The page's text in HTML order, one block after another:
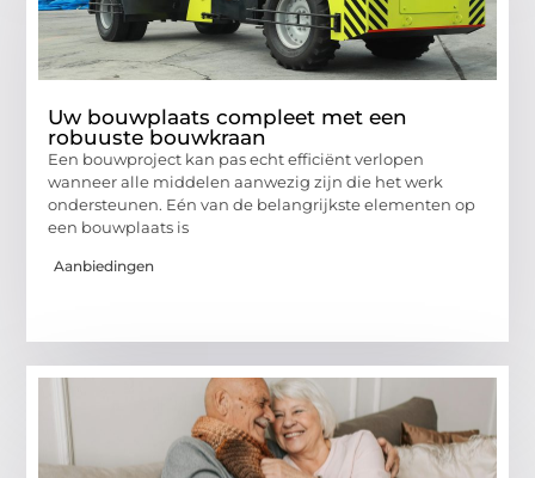
Uw bouwplaats compleet met een
robuuste bouwkraan
Een bouwproject kan pas echt efficiënt verlopen
wanneer alle middelen aanwezig zijn die het werk
ondersteunen. Eén van de belangrijkste elementen op
een bouwplaats is
Aanbiedingen